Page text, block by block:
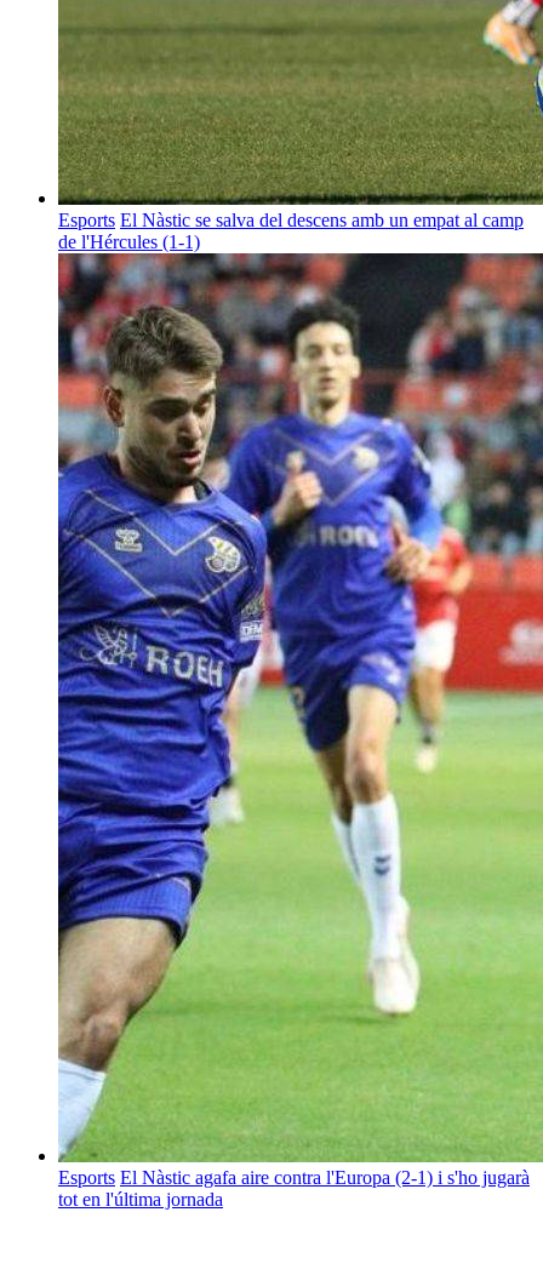
Esports El Nàstic se salva del descens amb un empat al camp
de l'Hércules (1-1)
Esports El Nàstic agafa aire contra l'Europa (2-1) i s'ho jugarà
tot en l'última jornada